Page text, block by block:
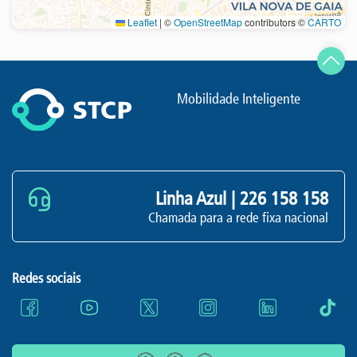
Leaflet | ©OpenStreetMapcontributors ©CARTO
Atualizar
Mobilidade Inteligente
Linha Azul | 226 158 158
Chamada para a rede fixa nacional
Redes sociais